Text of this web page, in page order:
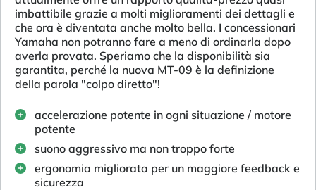
imbattibile grazie a molti miglioramenti dei dettagli e
che ora è diventata anche molto bella. I concessionari
Yamaha non potranno fare a meno di ordinarla dopo
averla provata. Speriamo che la disponibilità sia
garantita, perché la nuova MT-09 è la definizione
della parola "colpo diretto"!
accelerazione potente in ogni situazione / motore
potente
suono aggressivo ma non troppo forte
ergonomia migliorata per un maggiore feedback e
sicurezza